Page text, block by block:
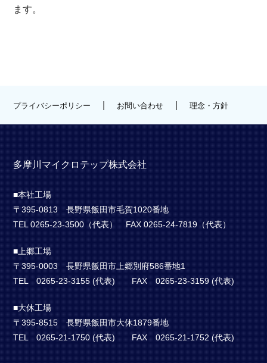
ます。
プライバシーポリシー お問い合わせ |理念・方針
多摩川マイクロテップ株式会社
■本社工場
〒395-0813 長野県飯田市毛賀1020番地
TEL 0265-23-3500（代表） FAX 0265-24-7819（代表）
■上郷工場
〒395-0003 長野県飯田市上郷別府586番地1
TEL 0265-23-3155 (代表) FAX 0265-23-3159 (代表)
■大休工場
〒395-8515 長野県飯田市大休1879番地
TEL 0265-21-1750 (代表) FAX 0265-21-1752 (代表)